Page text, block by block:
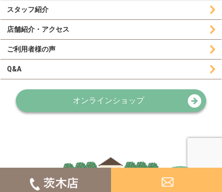
スタッフ紹介
店舗紹介・アクセス
ご利用者様の声
Q&A
オンラインショップ